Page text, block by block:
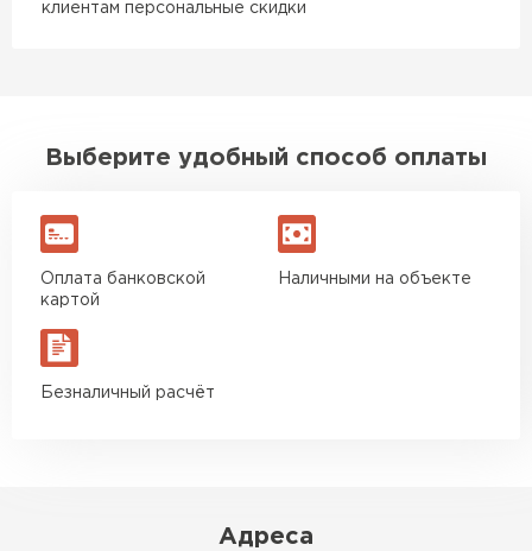
клиентам персональные скидки
Выберите удобный способ оплаты
Оплата банковской
картой
Наличными на объекте
Безналичный расчёт
Адреса